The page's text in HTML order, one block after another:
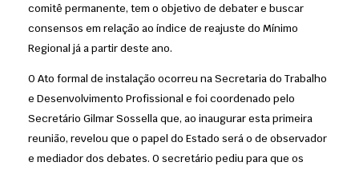
comitê permanente, tem o objetivo de debater e buscar
consensos em relação ao índice de reajuste do Mínimo
Regional já a partir deste ano.
O Ato formal de instalação ocorreu na Secretaria do Trabalho
e Desenvolvimento Profissional e foi coordenado pelo
Secretário Gilmar Sossella que, ao inaugurar esta primeira
reunião, revelou que o papel do Estado será o de observador
e mediador dos debates. O secretário pediu para que os